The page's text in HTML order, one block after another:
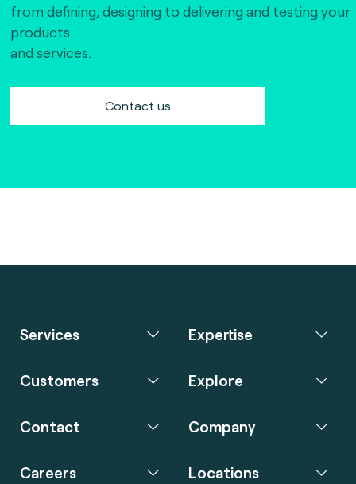
from defining, designing to delivering and testing your
products
and services.
Contact us
Services Expertise
Customers Explore
Contact Company
Careers Locations